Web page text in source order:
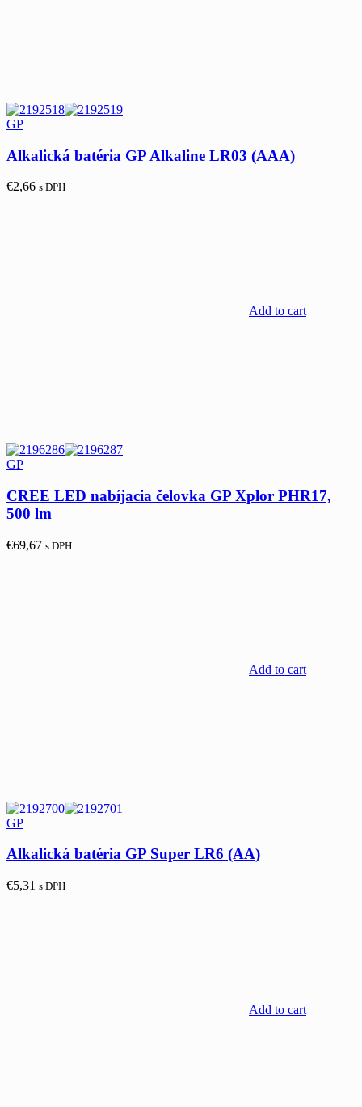
GP
Alkalická batéria GP Alkaline LR03 (AAA)
€2,66 s DPH
Add to cart
GP
CREE LED nabíjacia čelovka GP Xplor PHR17,
500 lm
€69,67 s DPH
Add to cart
GP
Alkalická batéria GP Super LR6 (AA)
€5,31 s DPH
Add to cart